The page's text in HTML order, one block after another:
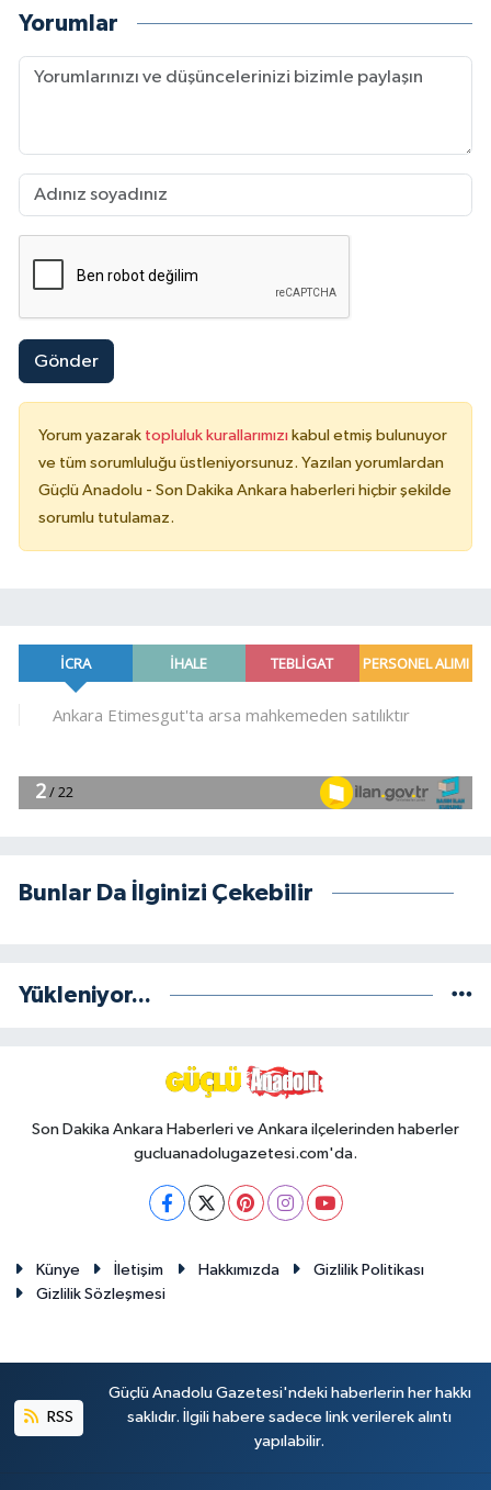
Yorumlar
Gönder
Yorum yazarak topluluk kurallarımızı kabul etmiş bulunuyor
ve tüm sorumluluğu üstleniyorsunuz. Yazılan yorumlardan
Güçlü Anadolu - Son Dakika Ankara haberleri hiçbir şekilde
sorumlu tutulamaz.
Bunlar Da İlginizi Çekebilir
Yükleniyor...
Son Dakika Ankara Haberleri ve Ankara ilçelerinden haberler
gucluanadolugazetesi.com'da.
Künye İletişim Hakkımızda
Gizlilik Politikası
Gizlilik Sözleşmesi
RSS
Güçlü Anadolu Gazetesi'ndeki haberlerin her hakkı
saklıdır. İlgili habere sadece link verilerek alıntı
yapılabilir.